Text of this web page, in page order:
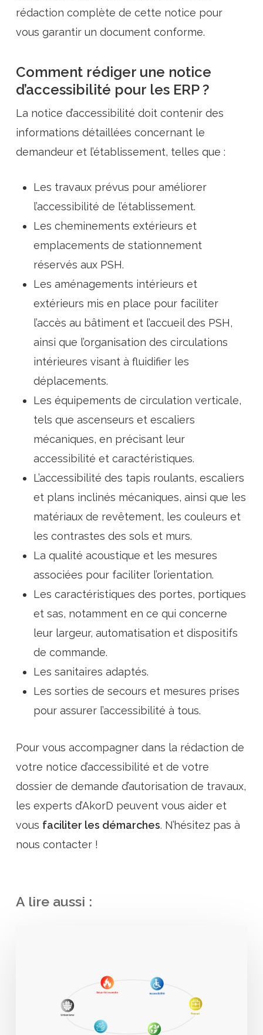
rédaction complète de cette notice pour
vous garantir un document conforme.
Comment rédiger une notice
d’accessibilité pour les ERP ?
La notice d’accessibilité doit contenir des
informations détaillées concernant le
demandeur et l’établissement, telles que :
Les travaux prévus pour améliorer
l’accessibilité de l’établissement.
Les cheminements extérieurs et
emplacements de stationnement
réservés aux PSH.
Les aménagements intérieurs et
extérieurs mis en place pour faciliter
l’accès au bâtiment et l’accueil des PSH,
ainsi que l’organisation des circulations
intérieures visant à fluidifier les
déplacements.
Les équipements de circulation verticale,
tels que ascenseurs et escaliers
mécaniques, en précisant leur
accessibilité et caractéristiques.
L’accessibilité des tapis roulants, escaliers
et plans inclinés mécaniques, ainsi que les
matériaux de revêtement, les couleurs et
les contrastes des sols et murs.
La qualité acoustique et les mesures
associées pour faciliter l’orientation.
Les caractéristiques des portes, portiques
et sas, notamment en ce qui concerne
leur largeur, automatisation et dispositifs
de commande.
Les sanitaires adaptés.
Les sorties de secours et mesures prises
pour assurer l’accessibilité à tous.
Pour vous accompagner dans la rédaction de
votre notice d’accessibilité et de votre
dossier de demande d’autorisation de travaux,
les experts d’AkorD peuvent vous aider et
vous faciliter les démarches. N’hésitez pas à
nous contacter !
A lire aussi :